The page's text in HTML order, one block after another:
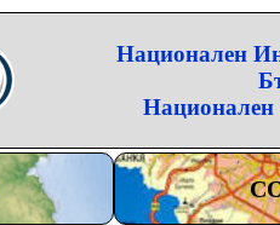
Национален
Национален